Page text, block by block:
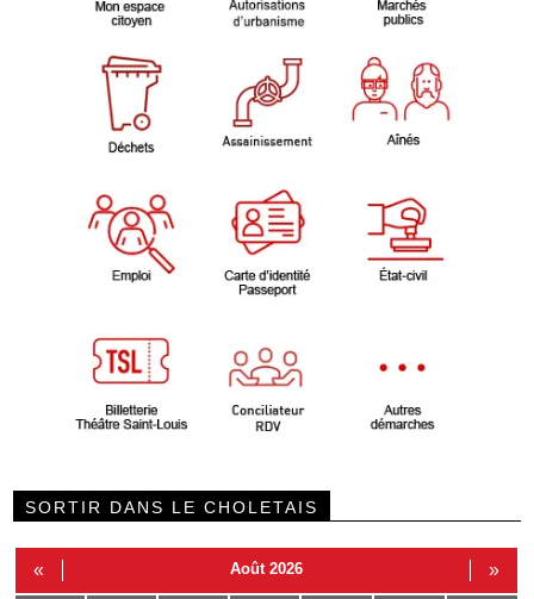
SORTIR DANS LE CHOLETAIS
« Août 2026 »